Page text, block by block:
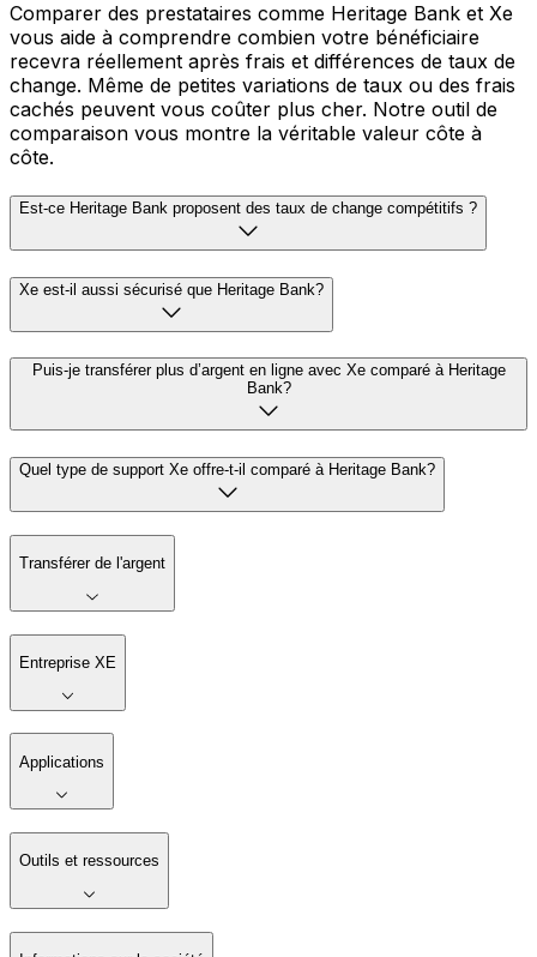
Comparer des prestataires comme Heritage Bank et Xe
vous aide à comprendre combien votre bénéficiaire
recevra réellement après frais et différences de taux de
change. Même de petites variations de taux ou des frais
cachés peuvent vous coûter plus cher. Notre outil de
comparaison vous montre la véritable valeur côte à
côte.
Est-ce Heritage Bank proposent des taux de change compétitifs ?
Xe est-il aussi sécurisé que Heritage Bank?
Puis-je transférer plus d’argent en ligne avec Xe comparé à Heritage
Bank?
Quel type de support Xe offre-t-il comparé à Heritage Bank?
Transférer de l'argent
Entreprise XE
Applications
Outils et ressources